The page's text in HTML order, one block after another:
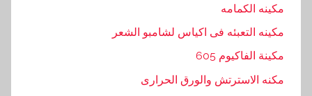
مكينه الكمامه
مكينه التعبئه فى اكياس لشامبو الشعر
مكينة الفاكيوم 605
مكنه الاسترتش والورق الحرارى